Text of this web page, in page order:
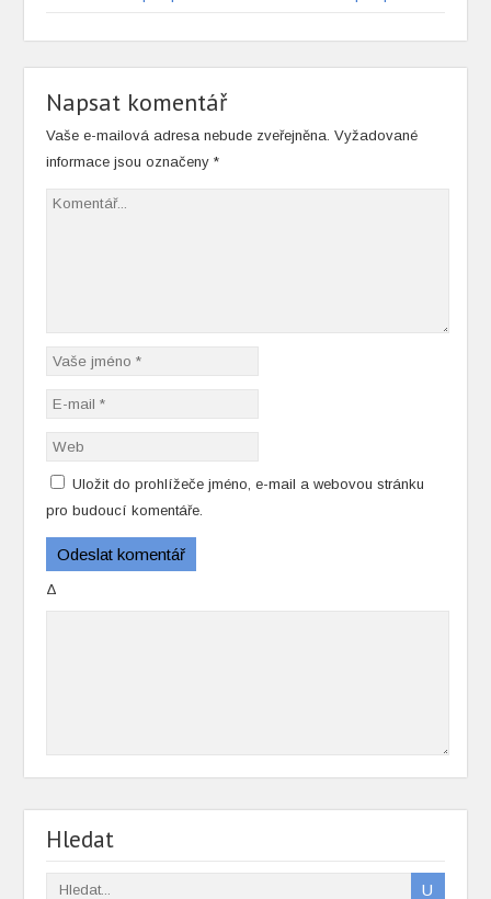
Napsat komentář
Vaše e-mailová adresa nebude zveřejněna. Vyžadované
informace jsou označeny*
Uložit do prohlížeče jméno, e-mail a webovou stránku
pro budoucí komentáře.
Δ
Hledat